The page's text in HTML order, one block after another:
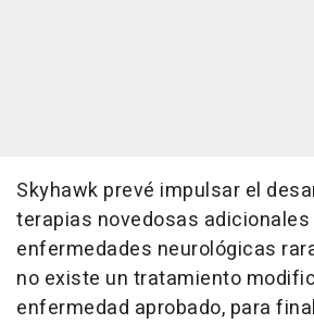
Skyhawk prevé impulsar el
terapias novedosas
enfermedades neurológicas
no existe un tratamiento
enfermedad aprobado, para